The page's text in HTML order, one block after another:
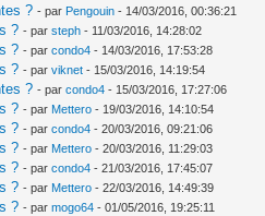
? - par Pengouin - 14/03/2016, 00:36:21
? - parsteph - 11/03/2016, 14:28:02
? - parcondo4 - 14/03/2016, 17:53:28
? - parviknet - 15/03/2016, 14:19:54
? - parcondo4 - 15/03/2016, 17:27:06
? - par Mettero - 19/03/2016, 14:10:54
? - parcondo4 - 20/03/2016, 09:21:06
? - par Mettero - 20/03/2016, 11:29:03
? - parcondo4 - 21/03/2016, 17:45:07
? - par Mettero - 22/03/2016, 14:49:39
? - parmogo64 - 01/05/2016, 19:25:11